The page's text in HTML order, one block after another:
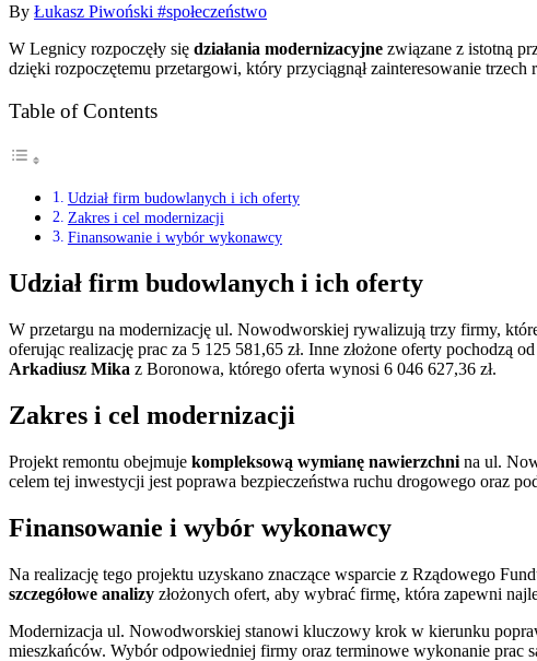
By Łukasz Piwoński #społeczeństwo
W Legnicy rozpoczęły się działania modernizacyjne związane z istotną
dzięki rozpoczętemu przetargowi, który przyciągnął zainteresowanie
Table of Contents
Udział firm budowlanych i ich oferty
Zakres i cel modernizacji
Finansowanie i wybór wykonawcy
Udział firm budowlanych i ich oferty
W przetargu na modernizację ul. Nowodworskiej rywalizują trzy firmy,
oferując realizację prac za 5 125 581,65 zł. Inne złożone oferty pochodzą od
Arkadiusz Mika z Boronowa, którego oferta wynosi 6 046 627,36 zł.
Zakres i cel modernizacji
Projekt remontu obejmuje kompleksową wymianę nawierzchni na ul.
celem tej inwestycji jest poprawa bezpieczeństwa ruchu drogowego oraz
Finansowanie i wybór wykonawcy
Na realizację tego projektu uzyskano znaczące wsparcie z Rządowego
szczegółowe analizy złożonych ofert, aby wybrać firmę, która zapewni
Modernizacja ul. Nowodworskiej stanowi kluczowy krok w kierunku
mieszkańców. Wybór odpowiedniej firmy oraz terminowe wykonanie prac